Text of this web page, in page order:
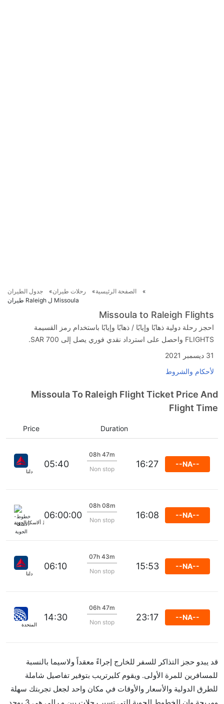
الصفحة الرئيسية رحلات طيران
جدول الطيران
Missoula ل Raleigh طيران
Missoula to Raleigh Flights
احجز رحلة دولية ذهابًا وإيابًا / ذهابًا وإيابًا باستخدام رمز القسيمة
FLIGHTS واحصل على استرداد نقدي فوري يصل إلى SAR 700.
31 ديسمبر 2021
لأحكام والشروط
Missoula To Raleigh Flight Ticket Price And
Flight Time
Duration
Price
دلتا
05:40
08h 47m
Non stop
16:27 --NA--
خطوط ألاسكا الجوية
06:00:00
08h 08m
Non stop
16:08 --NA--
دلتا
06:10
07h 43m
Non stop
15:53 --NA--
المتحدة
14:30
06h 47m
Non stop
23:17 --NA--
قد يبدو حجز التذاكر للسفر للخارج إجراءً معقداً ولاسيما بالنسبة
للمسافرين للمرة الأولى. ويقوم كليرتريب بتوفير تفاصيل شاملة
للطرق الدولية والأسعار والأوقات في مكان واحد لجعل تجربتك سهلة